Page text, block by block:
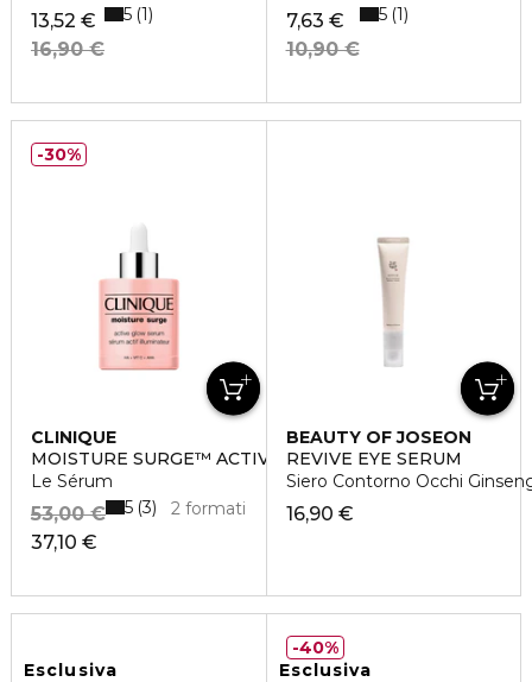
13,52 €
16,90 €
5 1
7,63 €
10,90 €
5 1
CLINIQUE
MOISTURE SURGE™ ACTIVE GLOW
Le Sérum
37,10 €
53,00 € 2 formati
5 3
30%
BEAUTY OF JOSEON
REVIVE EYE SERUM
Siero Contorno Occhi
16,90 €
Esclusiva Esclusiva
40%